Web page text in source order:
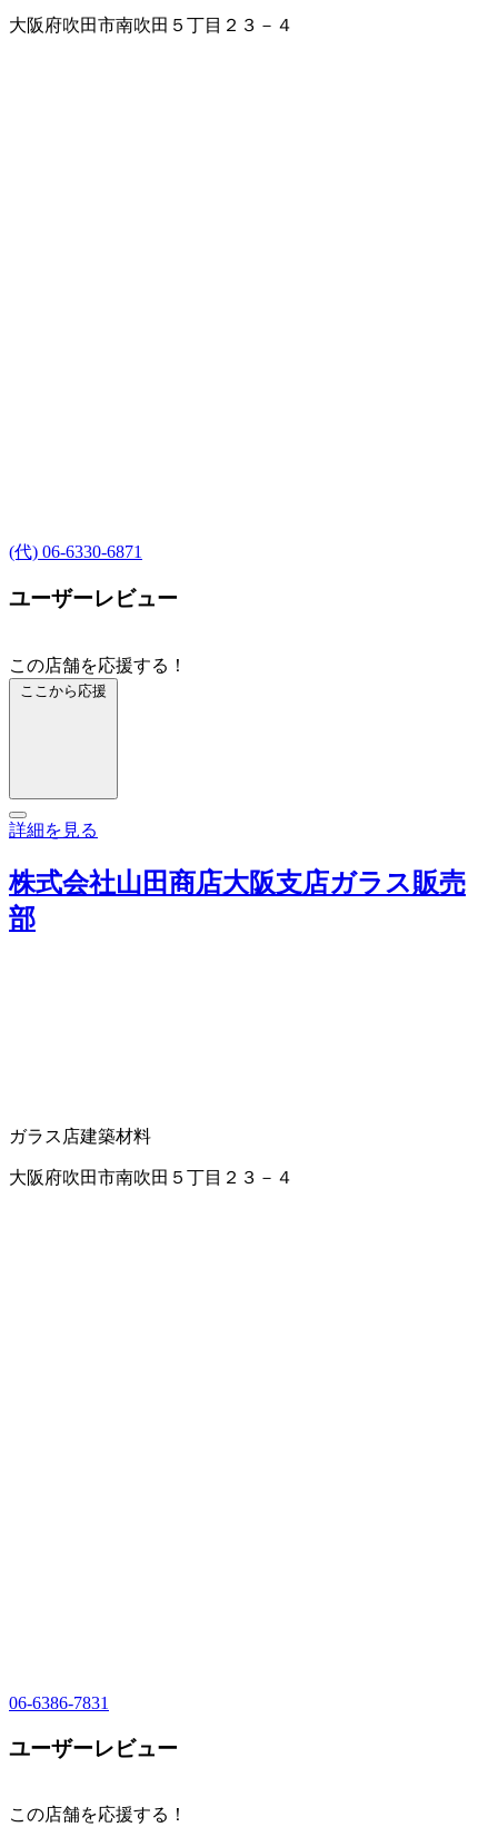
大阪府吹田市南吹田５丁目２３－４
(代) 06-6330-6871
ユーザーレビュー
この店舗を応援する！
ここから応援
詳細を見る
株式会社山田商店大阪支店ガラス販売
部
ガラス店建築材料
大阪府吹田市南吹田５丁目２３－４
06-6386-7831
ユーザーレビュー
この店舗を応援する！